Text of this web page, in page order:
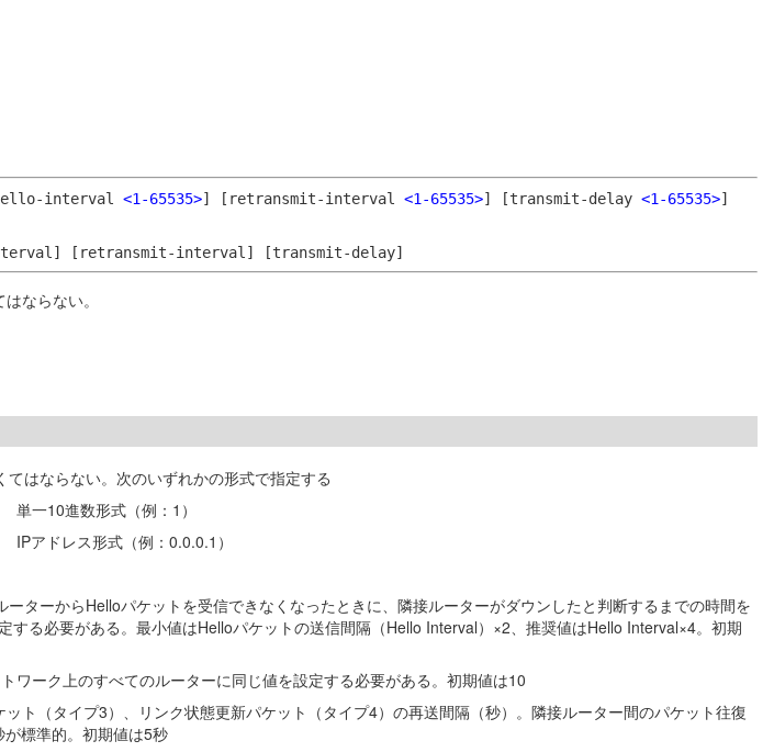
interval <1-65535>] [retransmit-interval <1-65535>] [transmit-delay <1-65535>]
[retransmit-interval] [transmit-delay]
ならない。
はならない。次のいずれかの形式で指定する
単一10進数形式（例：1）
IPアドレス形式（例：0.0.0.1）
ターからHelloパケットを受信できなくなったときに、隣接ルーターがダウンしたと判断するまでの時間を
する必要がある。最小値はHelloパケットの送信間隔（Hello Interval）×2、推奨値はHello Interval×4。初期
ワーク上のすべてのルーターに同じ値を設定する必要がある。初期値は10
ト（タイプ3）、リンク状態更新パケット（タイプ4）の再送間隔（秒）。隣接ルーター間のパケット往復
標準的。初期値は5秒